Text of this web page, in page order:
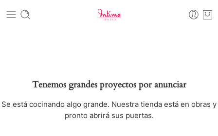
Tenemos grandes proyectos por anunciar
Se está cocinando algo grande. Nuestra tienda está en obras y
pronto abrirá sus puertas.